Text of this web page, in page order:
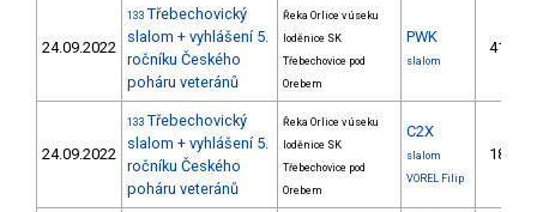
24.09.2022
133 Třebechovický
slalom + vyhlášení 5.
ročníku Českého
poháru veteránů
Řeka Orlice v úseku
loděnice SK
Třebechovice pod
Orebem
PWK
slalom
41.
24.09.2022
133 Třebechovický
slalom + vyhlášení 5.
ročníku Českého
poháru veteránů
Řeka Orlice v úseku
loděnice SK
Třebechovice pod
Orebem
C2X
slalom
VOREL Filip
18.